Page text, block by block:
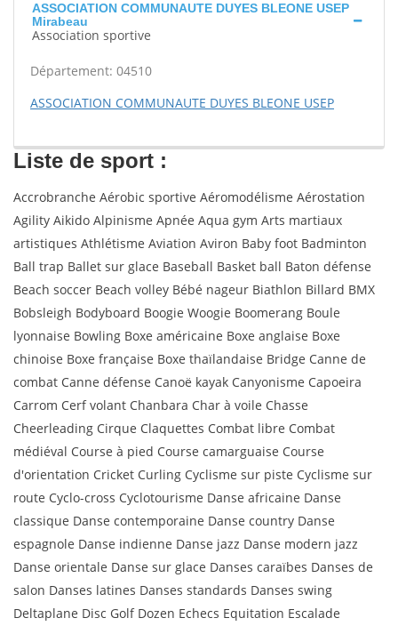
ASSOCIATION COMMUNAUTE DUYES BLEONE USEP
Mirabeau
Association sportive
Département: 04510
ASSOCIATION COMMUNAUTE DUYES BLEONE USEP
Liste de sport :
Accrobranche Aérobic sportive Aéromodélisme Aérostation
Agility Aikido Alpinisme Apnée Aqua gym Arts martiaux
artistiques Athlétisme Aviation Aviron Baby foot Badminton
Ball trap Ballet sur glace Baseball Basket ball Baton défense
Beach soccer Beach volley Bébé nageur Biathlon Billard BMX
Bobsleigh Bodyboard Boogie Woogie Boomerang Boule
lyonnaise Bowling Boxe américaine Boxe anglaise Boxe
chinoise Boxe française Boxe thaïlandaise Bridge Canne de
combat Canne défense Canoë kayak Canyonisme Capoeira
Carrom Cerf volant Chanbara Char à voile Chasse
Cheerleading Cirque Claquettes Combat libre Combat
médiéval Course à pied Course camarguaise Course
d'orientation Cricket Curling Cyclisme sur piste Cyclisme sur
route Cyclo-cross Cyclotourisme Danse africaine Danse
classique Danse contemporaine Danse country Danse
espagnole Danse indienne Danse jazz Danse modern jazz
Danse orientale Danse sur glace Danses caraïbes Danses de
salon Danses latines Danses standards Danses swing
Deltaplane Disc Golf Dozen Echecs Equitation Escalade